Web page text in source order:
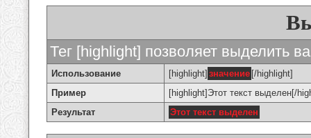
Тег [highlight] позволяет выделить
Использование [highlight] значение [/highlight]
Пример
[highlight]Этот текст выделен[/
Результат
Этот текст выделен